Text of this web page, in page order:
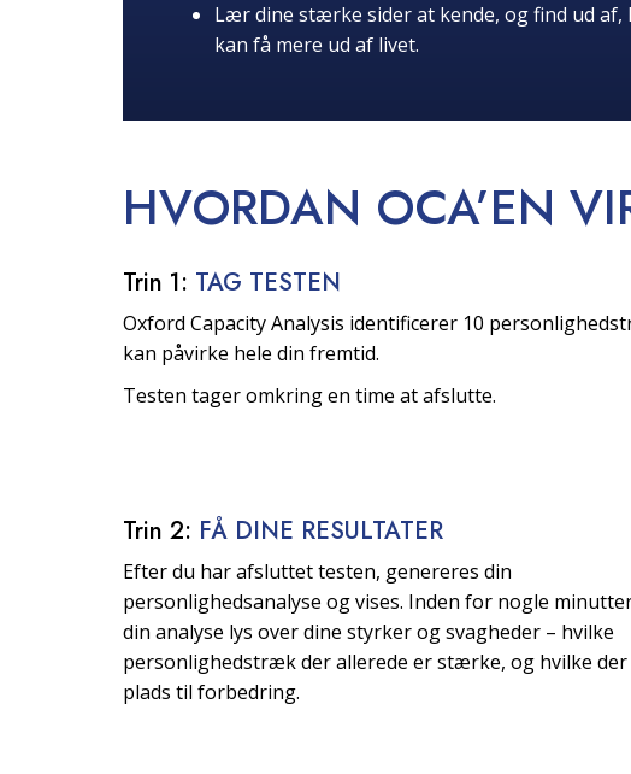
Lær dine stærke sider at kende, og find ud af,
kan få mere ud af livet.
HVORDAN OCA’EN
Trin 1: TAG TESTEN
Oxford Capacity Analysis identificerer 10
kan påvirke hele din fremtid.
Testen tager omkring en time at afslutte.
Trin 2: FÅ DINE RESULTATER
Efter du har afsluttet testen, genereres din
personlighedsanalyse og vises. Inden for nogle
din analyse lys over dine styrker og svagheder – hvilke
personlighedstræk der allerede er stærke, og hvilke
plads til forbedring.